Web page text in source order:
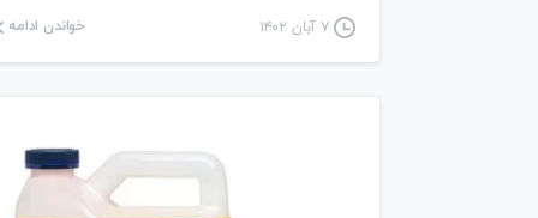
۷ آبان ۱۴۰۲ خواندن ادامه